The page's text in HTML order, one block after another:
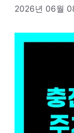
2026년 06월